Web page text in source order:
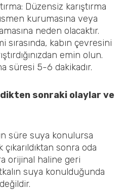
Düzensiz karıştırma
kurumasına veya
neden olacaktır.
sırasında, kabın çevresini
emin olun.
süresi 5-6 dakikadır.
sonraki olaylar ve
süre suya konulursa
sonra oda
orijinal haline geri
suya konulduğunda